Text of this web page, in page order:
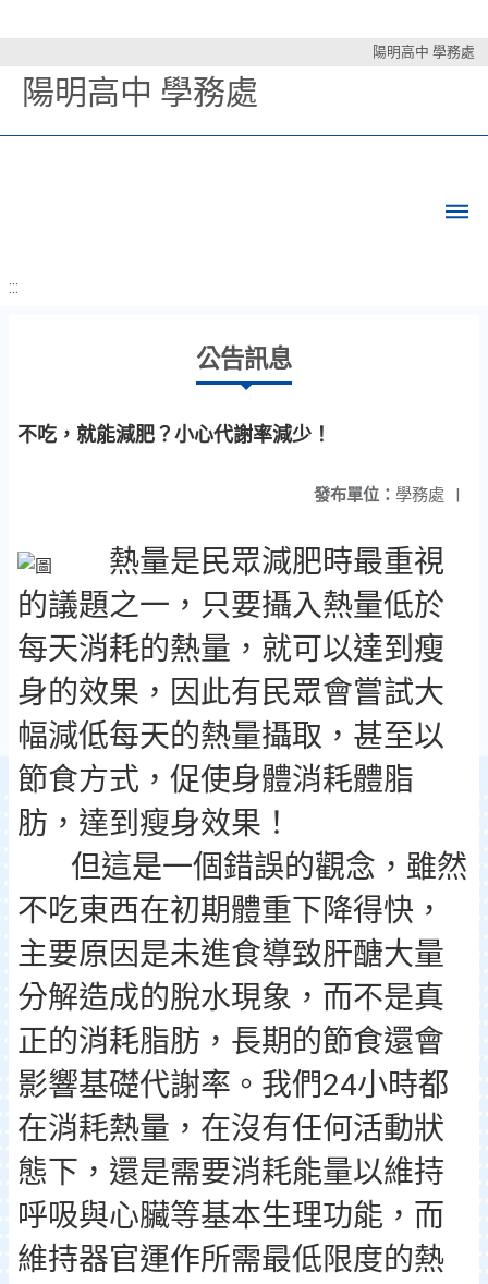
陽明高中 學務處
陽明高中 學務處
:::
公告訊息
不吃，就能減肥？小心代謝率減少！
發布單位： 學務處 |
熱量是民眾減肥時最重視
的議題之一，只要攝入熱量低於
每天消耗的熱量，就可以達到瘦
身的效果，因此有民眾會嘗試大
幅減低每天的熱量攝取，甚至以
節食方式，促使身體消耗體脂
肪，達到瘦身效果！
但這是一個錯誤的觀念，雖然
不吃東西在初期體重下降得快，
主要原因是未進食導致肝醣大量
分解造成的脫水現象，而不是真
正的消耗脂肪，長期的節食還會
影響基礎代謝率。我們24小時都
在消耗熱量，在沒有任何活動狀
態下，還是需要消耗能量以維持
呼吸與心臟等基本生理功能，而
維持器官運作所需最低限度的熱